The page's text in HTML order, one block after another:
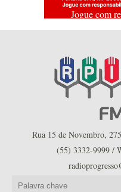
Jogue com
Rua 15 de Novembro,
(55) 3332-9999 /